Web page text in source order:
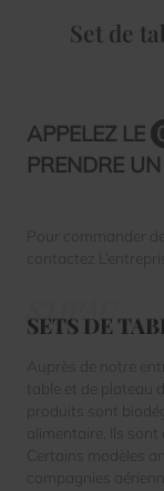
Set de
APPELEZ LE
PRENDRE
Pour commander
contactez
SETS DE
Auprès de notre
table et de plateau
produits sont
alimentaire. Ils
Certains modèles
compagnies